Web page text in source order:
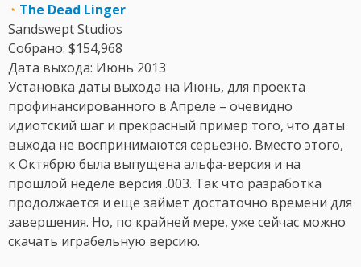
◔ The Dead Linger
Sandswept Studios
Собрано: $154,968
Дата выхода: Июнь 2013
Установка даты выхода на Июнь, для проекта
профинансированного в Апреле – очевидно
идиотский шаг и прекрасный пример того, что даты
выхода не воспринимаются серьезно. Вместо этого,
к Октябрю была выпущена альфа-версия и на
прошлой неделе версия .003. Так что разработка
продолжается и еще займет достаточно времени для
завершения. Но, по крайней мере, уже сейчас можно
скачать играбельную версию.